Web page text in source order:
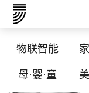
物联智能
母·婴·童